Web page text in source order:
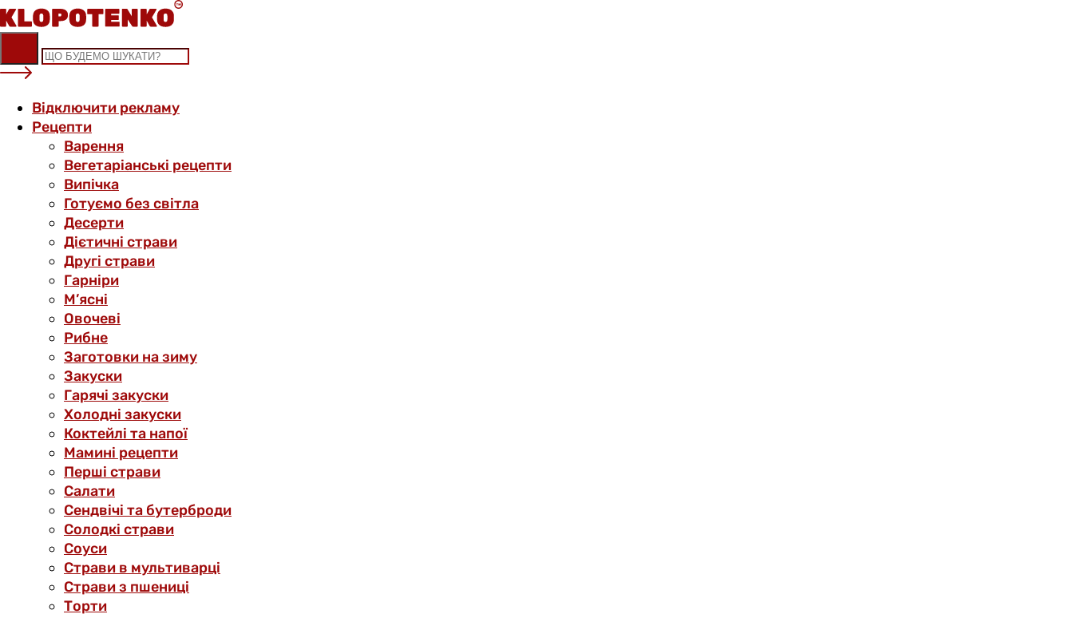
Skip
to
content
Відключити рекламу
Рецепти
Варення
Вегетаріанські рецепти
Випічка
Готуємо без світла
Десерти
Дієтичні страви
Другі страви
Гарніри
М’ясні
Овочеві
Рибне
Заготовки на зиму
Закуски
Гарячі закуски
Холодні закуски
Коктейлі та напої
Мамині рецепти
Перші страви
Салати
Сендвічі та бутерброди
Солодкі страви
Соуси
Страви в мультиварці
Страви з пшениці
Торти